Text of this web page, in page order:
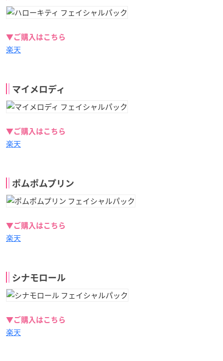
▼ご購入はこちら
楽天
マイメロディ
▼ご購入はこちら
楽天
ポムポムプリン
▼ご購入はこちら
楽天
シナモロール
▼ご購入はこちら
楽天